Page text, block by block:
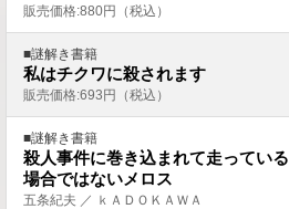
販売価格:880円（税込）
■謎解き書籍
私はチクワに殺されます
販売価格:693円（税込）
■謎解き書籍
殺人事件に巻き込まれて走っている
場合ではないメロス
五条紀夫 ／ ｋＡＤＯＫＡＷＡ